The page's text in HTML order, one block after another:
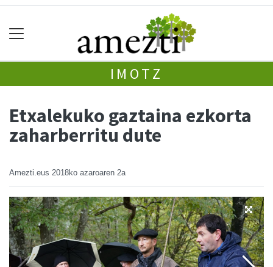
IMOTZ
Etxalekuko gaztaina ezkorta
zaharberritu dute
Amezti.eus 2018ko azaroaren 2a